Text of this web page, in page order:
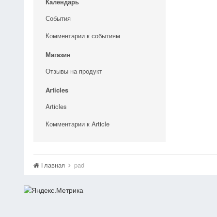
События
Комментарии к событиям
Магазин
Отзывы на продукт
Articles
Articles
Комментарии к Article
Главная pad